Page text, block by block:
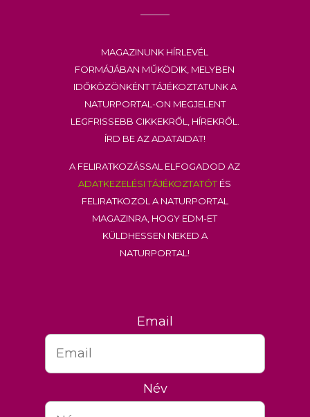
Magazinunk hírlevél
formájában működik, melyben
időközönként tájékoztatunk a
Naturportal-on megjelent
legfrissebb cikkekről, hírekről.
Írd be az adataidat!
A feliratkozással elfogadod az
adatkezelési tájékoztatótés
feliratkozol a Naturportal
Magazinra, hogy EDM-et
küldhessen neked a
Naturportal!
Email
Név